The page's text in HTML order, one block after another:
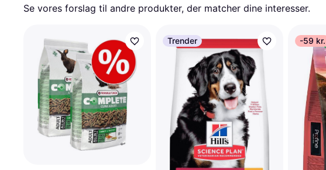
Se vores forslag til andre produkter, der matcher dine interesser.
Trender -59 kr.